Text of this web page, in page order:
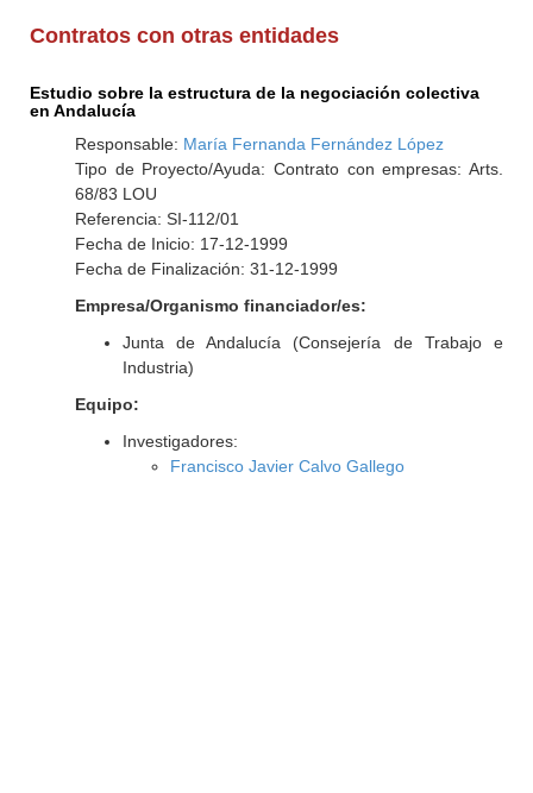
Contratos con otras entidades
Estudio sobre la estructura de la negociación colectiva
en Andalucía
Responsable: María Fernanda Fernández López
Tipo de Proyecto/Ayuda: Contrato con empresas: Arts.
68/83 LOU
Referencia: SI-112/01
Fecha de Inicio: 17-12-1999
Fecha de Finalización: 31-12-1999
Empresa/Organismo financiador/es:
Junta de Andalucía (Consejería de Trabajo e
Industria)
Equipo:
Investigadores:
Francisco Javier Calvo Gallego